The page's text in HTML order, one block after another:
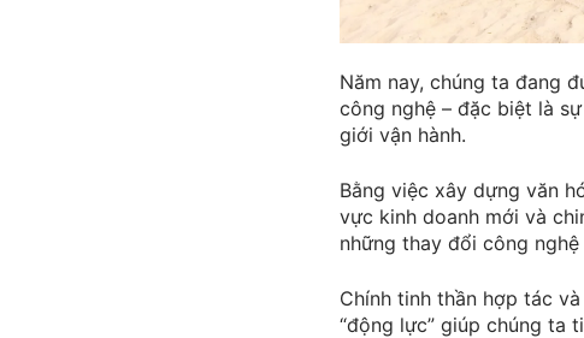
Năm nay, chúng ta đang
công nghệ – đặc biệt là
giới vận hành.
Bằng việc xây dựng văn
vực kinh doanh mới và
những thay đổi công
Chính tinh thần hợp tác
“động lực” giúp chúng ta